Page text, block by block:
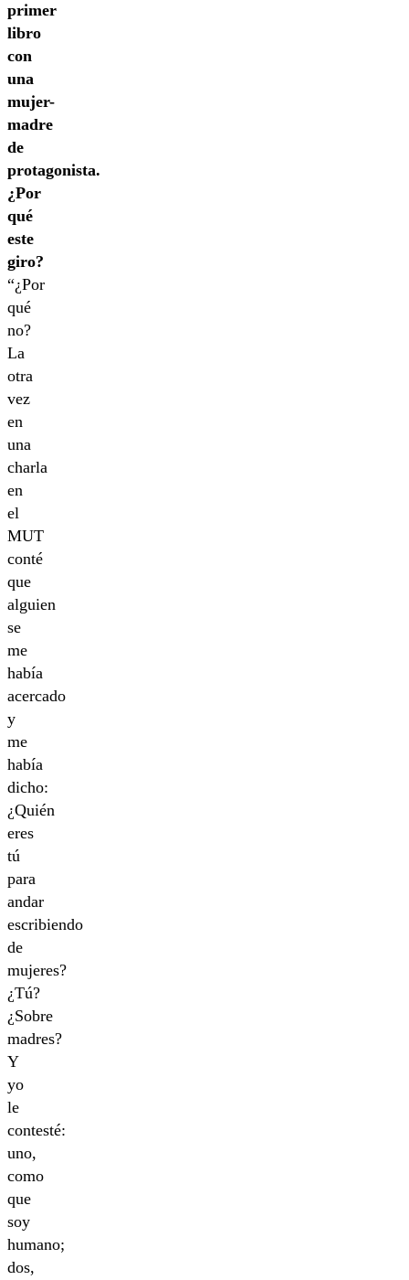
primer
libro
con
una
mujer-
madre
de
protagonista.
¿Por
qué
este
giro?
“¿Por
qué
no?
La
otra
vez
en
una
charla
en
el
MUT
conté
que
alguien
se
me
había
acercado
y
me
había
dicho:
¿Quién
eres
tú
para
andar
escribiendo
de
mujeres?
¿Tú?
¿Sobre
madres?
Y
yo
le
contesté:
uno,
como
que
soy
humano;
dos,